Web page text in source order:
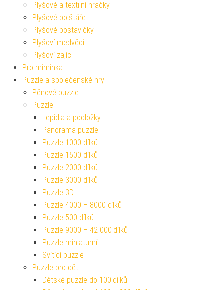
Plyšové a textilní hračky
Plyšové polštáře
Plyšové postavičky
Plyšoví medvědi
Plyšoví zajíci
Pro miminka
Puzzle a společenské hry
Pěnové puzzle
Puzzle
Lepidla a podložky
Panorama puzzle
Puzzle 1000 dílků
Puzzle 1500 dílků
Puzzle 2000 dílků
Puzzle 3000 dílků
Puzzle 3D
Puzzle 4000 – 8000 dílků
Puzzle 500 dílků
Puzzle 9000 – 42 000 dílků
Puzzle miniaturní
Svítící puzzle
Puzzle pro děti
Dětské puzzle do 100 dílků